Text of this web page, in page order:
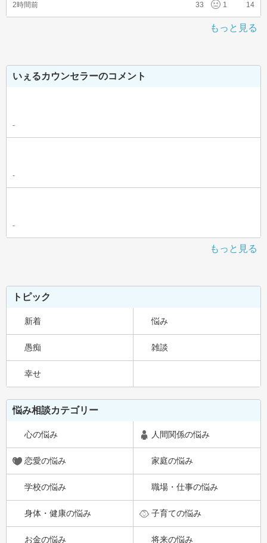
2時間前 33 1 14
もっと見る
いぇるカウンセラーのコメント
-
-
-
もっと見る
トピック
新着 悩み
愚痴 雑談
幸せ
悩み相談カテゴリー
心の悩み 人間関係の悩み
恋愛の悩み 家庭の悩み
学校の悩み 職場・仕事の悩み
身体・健康の悩み 子育ての悩み
お金の悩み 将来の悩み